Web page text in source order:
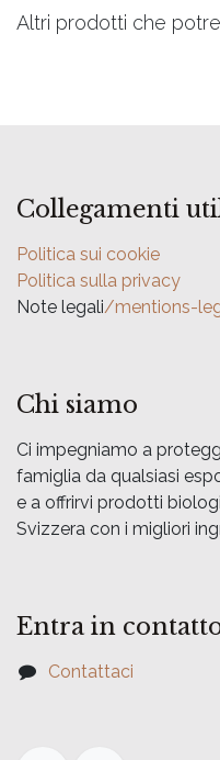
Altri prodotti che
Collegamenti
Politica sui cookie
Politica sulla privacy
Note legali/mentions-
Chi siamo
Ci impegniamo a
famiglia da qualsiasi
e a offrirvi prodotti
Svizzera con i migliori
Entra in
Contattaci